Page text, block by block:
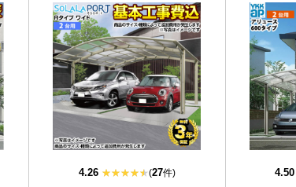
4.26 (27件) 4.50